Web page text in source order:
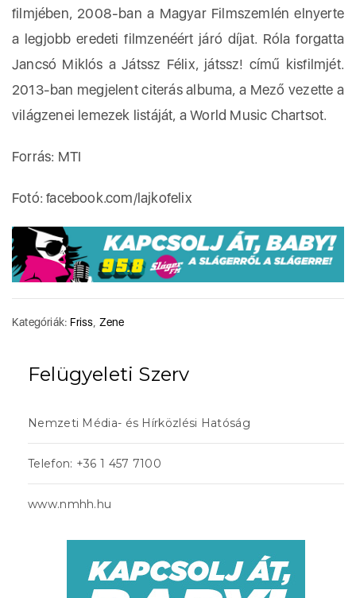
filmjében, 2008-ban a Magyar Filmszemlén elnyerte
a legjobb eredeti filmzenéért járó díjat. Róla forgatta
Jancsó Miklós a Játssz Félix, játssz! című kisfilmjét.
2013-ban megjelent citerás albuma, a Mező vezette a
világzenei lemezek listáját, a World Music Chartsot.
Forrás: MTI
Fotó: facebook.com/lajkofelix
Kategóriák: Friss Zene
Felügyeleti Szerv
Nemzeti Média- és Hírközlési Hatóság
Telefon: +36 1 457 7100
www.nmhh.hu